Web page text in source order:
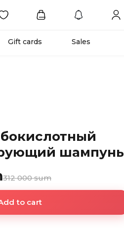
Gift cards Sales
шампунь
312 000 sum
to cart